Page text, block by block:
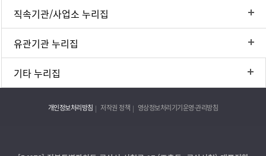
직속기관/사업소 누리집
유관기관 누리집
기타 누리집
개인정보처리방침 저작권 정책 영상정보처리기기운영·관리방침